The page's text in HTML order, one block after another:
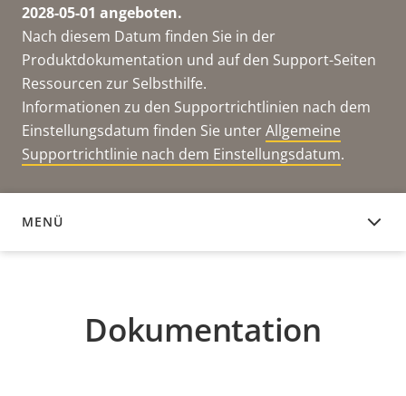
2028-05-01 angeboten.
Nach diesem Datum finden Sie in der
Produktdokumentation und auf den Support-Seiten
Ressourcen zur Selbsthilfe.
Informationen zu den Supportrichtlinien nach dem
Einstellungsdatum finden Sie unterAllgemeine
Supportrichtlinie nach dem Einstellungsdatum.
MENÜ
DOKUMENTATION
Dokumentation